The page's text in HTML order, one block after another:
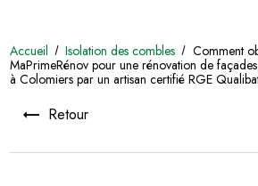
Accueil Isolation des combles
Comment
MaPrimeRénov pour une rénovation de
à Colomiers par un artisan certifié RGE
Retour